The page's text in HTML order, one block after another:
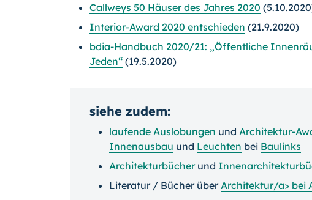
Callweys 50 Häuser des Jahres 2020
Interior-Award 2020 entschieden (21.9.2020)
bdia-Handbuch 2020/21: „Öffentliche
Jeden“ (19.5.2020)
siehe zudem:
laufende Auslobungen und Architektur-
Innenausbau und Leuchten bei Baulinks
Architekturbücherund
Literatur / Bücher überArchitektur/a> bei